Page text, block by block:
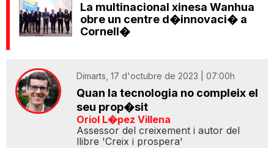
La multinacional xinesa Wanhua
obre un centre d�innovaci� a
Cornell�
Dimarts, 17 d'octubre de 2023 | 07:00h
Quan la tecnologia no compleix el
seu prop�sit
Oriol L�pez Villena
Assessor del creixement i autor del
llibre 'Creix i prospera'